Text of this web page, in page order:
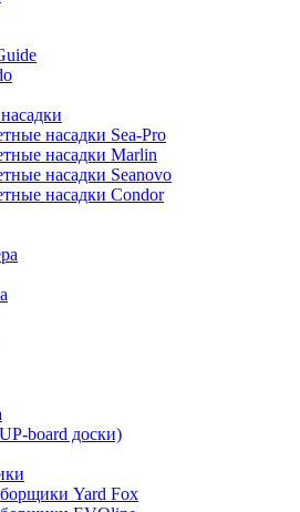
насадки Sea-Pro
насадки Marlin
насадки Seanovo
насадки Condor
board доски)
Yard Fox